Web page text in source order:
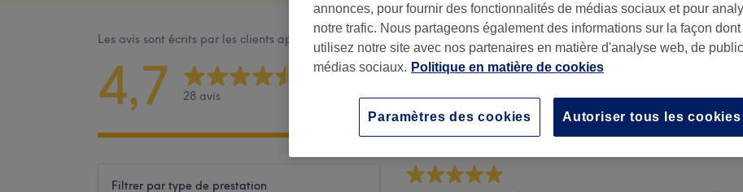
Les avis sont écrits par les clients après leur visite.
4,7 28 avis
Ambiance
Propreté
Filtrer par type de prestation
annonces, pour fournir des fonctionnalités de médias sociaux et pour
notre trafic. Nous partageons également des informations sur la façon
utilisez notre site avec nos partenaires en matière d'analyse web, de
médias sociaux. Politique en matière de cookies
Autoriser tous les cookies
Paramètres des cookies